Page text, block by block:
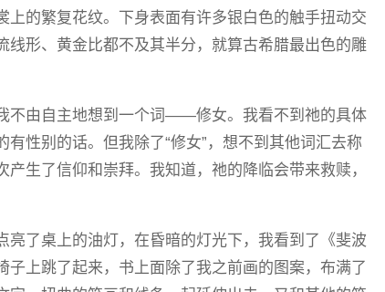
上的繁复花纹。下身表面有许多银白色的触手扭动交
线形、黄金比都不及其半分，就算古希腊最出色的雕
不由自主地想到一个词——修女。我看不到祂的具体
性别的话。但我除了“修女”，想不到其他词汇去称
生了信仰和崇拜。我知道，祂的降临会带来救赎，
亮了桌上的油灯，在昏暗的灯光下，我看到了《斐波
上跳了起来，书上面除了我之前画的图案，布满了